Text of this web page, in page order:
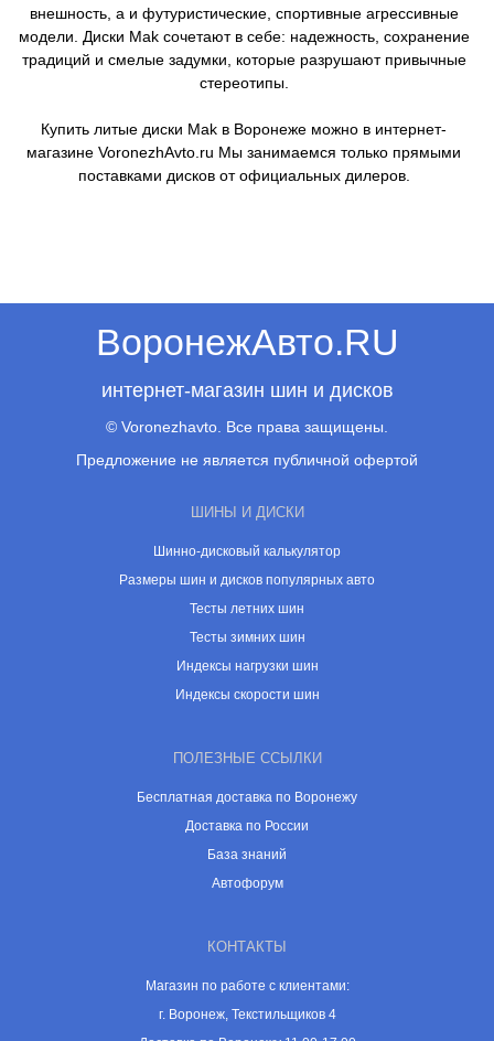
внешность, а и футуристические, спортивные агрессивные
модели. Диски Mak сочетают в себе: надежность, сохранение
традиций и смелые задумки, которые разрушают привычные
стереотипы.
Купить литые диски Mak в Воронеже можно в интернет-
магазине VoronezhAvto.ru Мы занимаемся только прямыми
поставками дисков от официальных дилеров.
ВоронежАвто.RU
интернет-магазин шин и дисков
© Voronezhavto. Все права защищены.
Предложение не является публичной офертой
ШИНЫ И ДИСКИ
Шинно-дисковый калькулятор
Размеры шин и дисков популярных авто
Тесты летних шин
Тесты зимних шин
Индексы нагрузки шин
Индексы скорости шин
ПОЛЕЗНЫЕ ССЫЛКИ
Бесплатная доставка по Воронежу
Доставка по России
База знаний
Автофорум
КОНТАКТЫ
Магазин по работе с клиентами:
г. Воронеж, Текстильщиков 4